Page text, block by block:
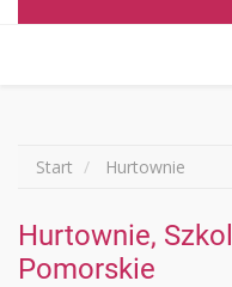
Start Hurtownie
Hurtownie,
Pomorskie